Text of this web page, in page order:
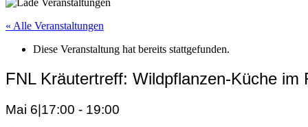
« Alle Veranstaltungen
Diese Veranstaltung hat bereits stattgefunden.
FNL Kräutertreff: Wildpflanzen-Küche im
Mai 6|17:00 - 19:00